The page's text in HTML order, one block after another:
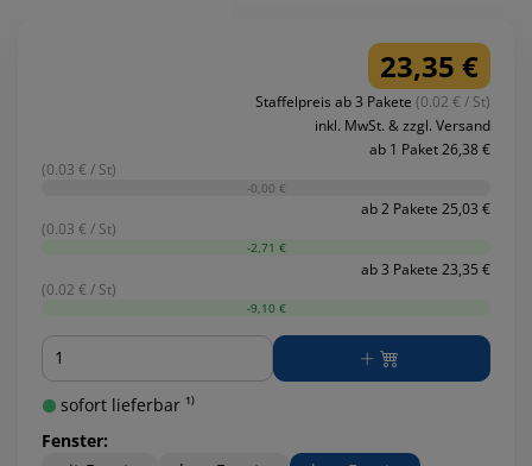
23,35 €
Staffelpreis ab 3 Pakete (0.02 € / St)
inkl. MwSt. & zzgl. Versand
ab 1 Paket 26,38 €
(0.03 € / St)
-0,00 €
ab 2 Pakete 25,03 €
(0.03 € / St)
-2,71 €
ab 3 Pakete 23,35 €
(0.02 € / St)
-9,10 €
Menge
sofort lieferbar ¹⁾
Fenster: